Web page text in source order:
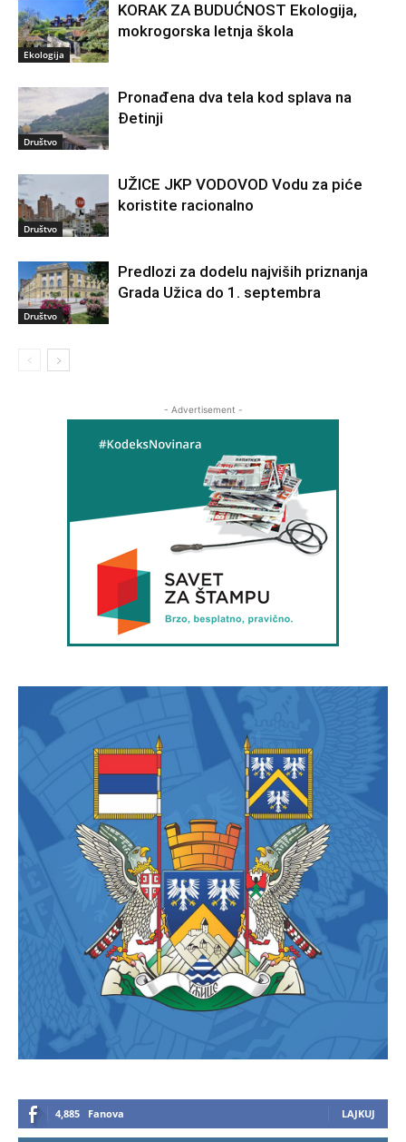
Ekologija
KORAK ZA BUDUĆNOST Ekologija,
mokrogorska letnja škola
Društvo
Pronađena dva tela kod splava na
Đetinji
Društvo
UŽICE JKP VODOVOD Vodu za piće
koristite racionalno
Društvo
Predlozi za dodelu najviših priznanja
Grada Užica do 1. septembra
- Advertisement -
4,885 Fanova LAJKUJ